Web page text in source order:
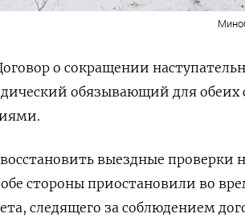
о сокращении
обязывающий для обеих
выездные проверки
стороны приостановили во
следящего за соблюдением